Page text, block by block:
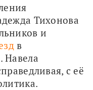
Тихонова
в
Навела
с её